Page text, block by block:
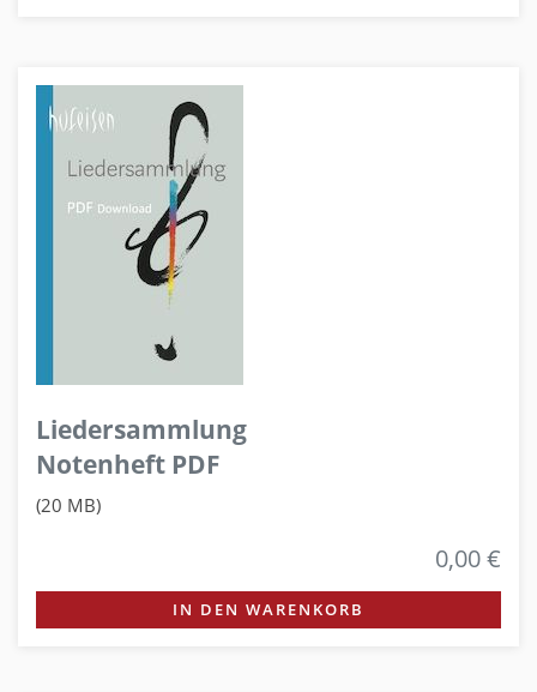
Liedersammlung
Notenheft PDF
(20 MB)
0,00 €
IN DEN WARENKORB